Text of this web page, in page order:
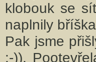
klobouk se
naplnily
Pak jsme
:-)).